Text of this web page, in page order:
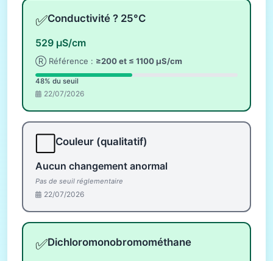
✅Conductivité ? 25°C
529 µS/cm
Ⓡ Référence : ≥200 et ≤ 1100 µS/cm
48% du seuil
22/07/2026
Couleur (qualitatif)
Aucun changement anormal
Pas de seuil réglementaire
22/07/2026
✅Dichloromonobromométhane